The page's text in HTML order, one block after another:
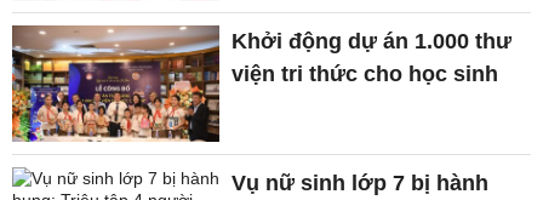
Khởi động dự án 1.000 thư
viện tri thức cho học sinh
Vụ nữ sinh lớp 7 bị hành